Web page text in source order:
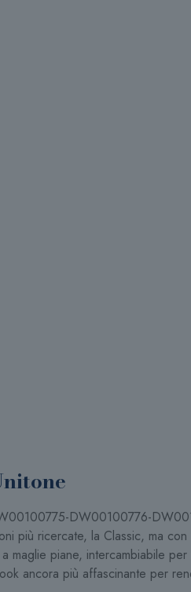
DW00100776-
più ricercate, la Classic, ma
maglie piane, intercambiabile
ancora più affascinante per